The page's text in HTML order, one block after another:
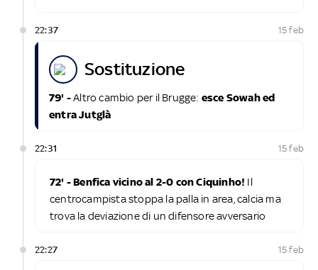
22:37 15 feb
sostituzione
79' -Altro cambio per il Brugge: esce Sowah ed
entra Jutglà
22:31 15 feb
72' - Benfica vicino al 2-0 con Ciquinho! Il
centrocampista stoppa la palla in area, calcia ma
trova la deviazione di un difensore avversario
22:27 15 feb